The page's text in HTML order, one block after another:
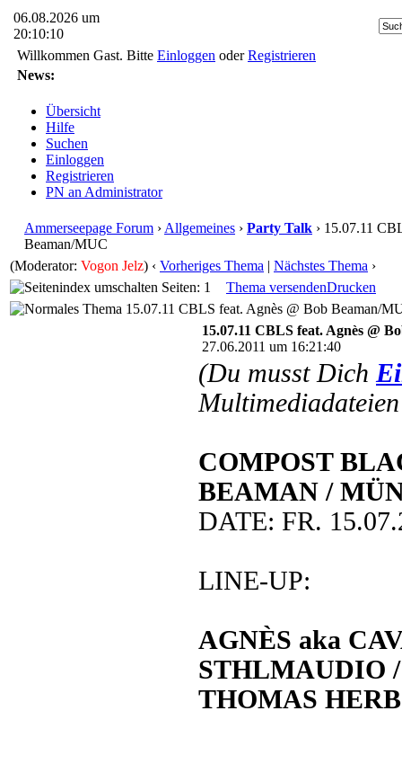
06.08.2026 um
20:10:10
Willkommen Gast. Bitte Einloggen oderRegistrieren
News:
Übersicht
Hilfe
Suchen
Einloggen
Registrieren
PN an Administrator
Ammerseepage Forum › Allgemeines › Party Talk › 15.07.11
Beaman/MUC
(Moderator: Vogon Jelz) ‹ Vorheriges Thema | Nächstes Thema ›
Seiten: 1
Thema versendenDrucken
15.07.11 CBLS feat. Agnès @ Bob Beaman/
15.07.11 CBLS feat. Agnès @
27.06.2011 um 16:21:40
(Du musst Dich
COMPOST
BEAMAN /
DATE: FR.
LINE-UP:
AGNÈS aka
STHLMAUDIO
THOMAS